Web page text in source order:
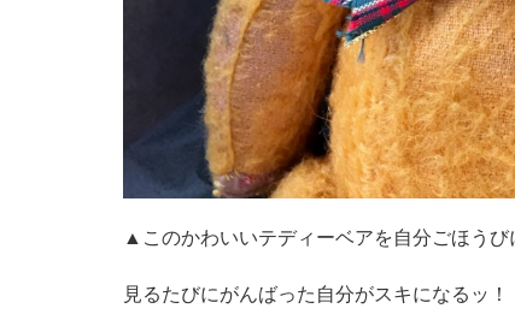
▲このかわいいテディーベアを自分ごほうび
見るたびにがんばった自分がスキになるッ！